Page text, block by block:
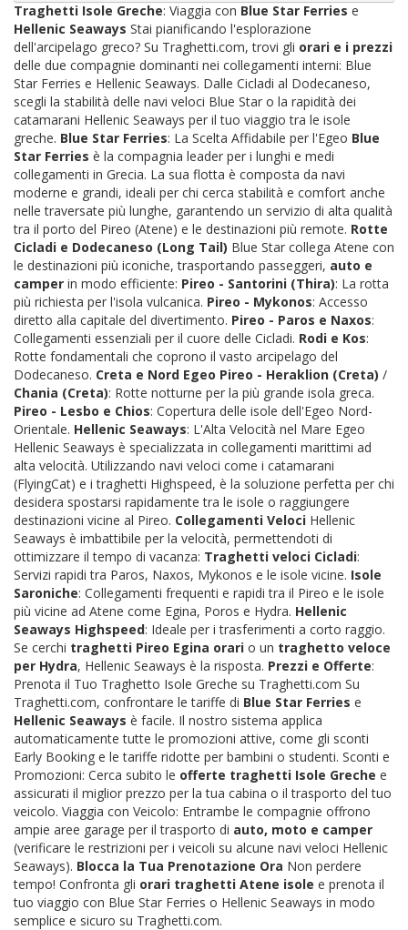
Traghetti Isole Greche: Viaggia con Blue Star Ferries e
Hellenic Seaways Stai pianificando l'esplorazione
dell'arcipelago greco? Su Traghetti.com, trovi gli orari e i prezzi
delle due compagnie dominanti nei collegamenti interni: Blue
Star Ferries e Hellenic Seaways. Dalle Cicladi al Dodecaneso,
scegli la stabilità delle navi veloci Blue Star o la rapidità dei
catamarani Hellenic Seaways per il tuo viaggio tra le isole
greche. Blue Star Ferries: La Scelta Affidabile per l'Egeo Blue
Star Ferries è la compagnia leader per i lunghi e medi
collegamenti in Grecia. La sua flotta è composta da navi
moderne e grandi, ideali per chi cerca stabilità e comfort anche
nelle traversate più lunghe, garantendo un servizio di alta qualità
tra il porto del Pireo (Atene) e le destinazioni più remote. Rotte
Cicladi e Dodecaneso (Long Tail) Blue Star collega Atene con
le destinazioni più iconiche, trasportando passeggeri, auto e
camper in modo efficiente: Pireo - Santorini (Thira): La rotta
più richiesta per l'isola vulcanica. Pireo - Mykonos: Accesso
diretto alla capitale del divertimento. Pireo - Paros e Naxos:
Collegamenti essenziali per il cuore delle Cicladi. Rodi e Kos:
Rotte fondamentali che coprono il vasto arcipelago del
Dodecaneso. Creta e Nord Egeo Pireo - Heraklion (Creta) /
Chania (Creta): Rotte notturne per la più grande isola greca.
Pireo - Lesbo e Chios: Copertura delle isole dell'Egeo Nord-
Orientale. Hellenic Seaways: L'Alta Velocità nel Mare Egeo
Hellenic Seaways è specializzata in collegamenti marittimi ad
alta velocità. Utilizzando navi veloci come i catamarani
(FlyingCat) e i traghetti Highspeed, è la soluzione perfetta per chi
desidera spostarsi rapidamente tra le isole o raggiungere
destinazioni vicine al Pireo. Collegamenti Veloci Hellenic
Seaways è imbattibile per la velocità, permettendoti di
ottimizzare il tempo di vacanza: Traghetti veloci Cicladi:
Servizi rapidi tra Paros, Naxos, Mykonos e le isole vicine. Isole
Saroniche: Collegamenti frequenti e rapidi tra il Pireo e le isole
più vicine ad Atene come Egina, Poros e Hydra. Hellenic
Seaways Highspeed: Ideale per i trasferimenti a corto raggio.
Se cerchi traghetti Pireo Egina orari o un traghetto veloce
per Hydra, Hellenic Seaways è la risposta. Prezzi e Offerte:
Prenota il Tuo Traghetto Isole Greche su Traghetti.com Su
Traghetti.com, confrontare le tariffe di Blue Star Ferries e
Hellenic Seaways è facile. Il nostro sistema applica
automaticamente tutte le promozioni attive, come gli sconti
Early Booking e le tariffe ridotte per bambini o studenti. Sconti e
Promozioni: Cerca subito le offerte traghetti Isole Greche e
assicurati il miglior prezzo per la tua cabina o il trasporto del tuo
veicolo. Viaggia con Veicolo: Entrambe le compagnie offrono
ampie aree garage per il trasporto di auto, moto e camper
(verificare le restrizioni per i veicoli su alcune navi veloci Hellenic
Seaways). Blocca la Tua Prenotazione Ora Non perdere
tempo! Confronta gli orari traghetti Atene isole e prenota il
tuo viaggio con Blue Star Ferries o Hellenic Seaways in modo
semplice e sicuro su Traghetti.com.